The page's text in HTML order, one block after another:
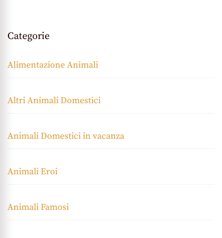
Categorie
Alimentazione Animali
Altri Animali Domestici
Animali Domestici in vacanza
Animali Eroi
Animali Famosi